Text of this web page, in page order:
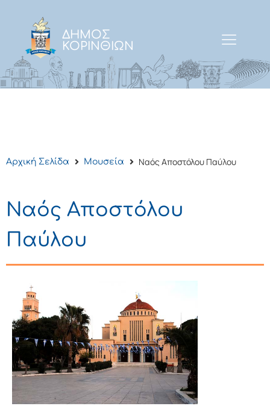
ΔΗΜΟΣ
ΚΟΡΙΝΘΙΩΝ
Αρχική Σελίδα Μουσεία Ναός Αποστόλου Παύλου
Ναός Αποστόλου
Παύλου